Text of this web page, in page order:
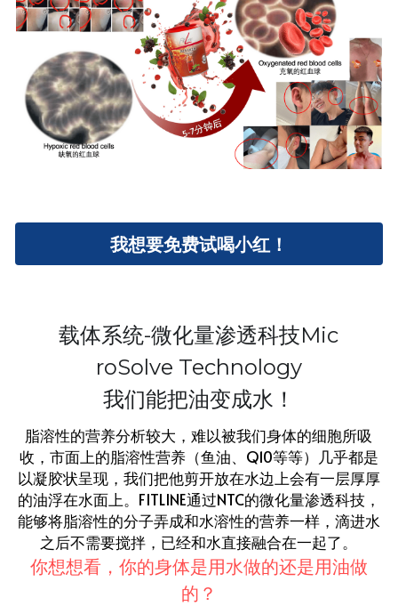
我想要免费试喝小红！
载体系统-微化量渗透科技Mic
roSolve Technology
我们能把油变成水！
脂溶性的营养分析较大，难以被我们身体的细胞所吸
收，市面上的脂溶性营养（鱼油、Q10等等）几乎都是
以凝胶状呈现，我们把他剪开放在水边上会有一层厚厚
的油浮在水面上。FITLINE通过NTC的微化量渗透科技，
能够将脂溶性的分子弄成和水溶性的营养一样，滴进水
之后不需要搅拌，已经和水直接融合在一起了。
你想想看，你的身体是用水做的还是用油做
的？